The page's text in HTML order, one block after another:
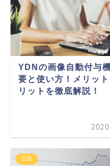
YDNの画像自動付与
要と使い方！メリット
リットを徹底解説！
2020
広告